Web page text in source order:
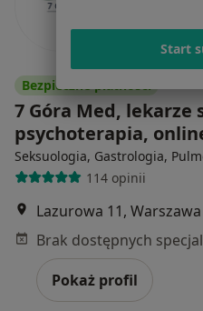
Bezpieczne płatności
7 Góra Med, lekarze
psychoterapia,
Seksuologia, Gastrologia,
114 opinii
Lazurowa 11, Warszawa
Pokaż profil
Start